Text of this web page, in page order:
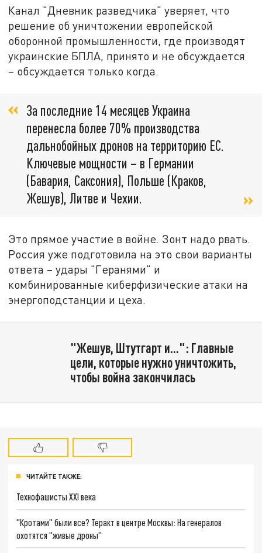
Канал "Дневник разведчика" уверяет, что
решение об уничтожении европейской
оборонной промышленности, где производят
украинские БПЛА, принято и не обсуждается
– обсуждается только когда.
За последние 14 месяцев Украина
перенесла более 70% производства
дальнобойных дронов на территорию ЕС.
Ключевые мощности – в Германии
(Бавария, Саксония), Польше (Краков,
Жешув), Литве и Чехии.
Это прямое участие в войне. Зонт надо рвать.
Россия уже подготовила на это свои варианты
ответа – удары "Геранями" и
комбинированные киберфизические атаки на
энергоподстанции и цеха.
"Жешув, Штутгарт и…": Главные
цели, которые нужно уничтожить,
чтобы война закончилась
ЧИТАЙТЕ ТАКЖЕ:
Технофашисты XXI века
"Кротами" были все? Теракт в центре Москвы: На генералов
охотятся "живые дроны"